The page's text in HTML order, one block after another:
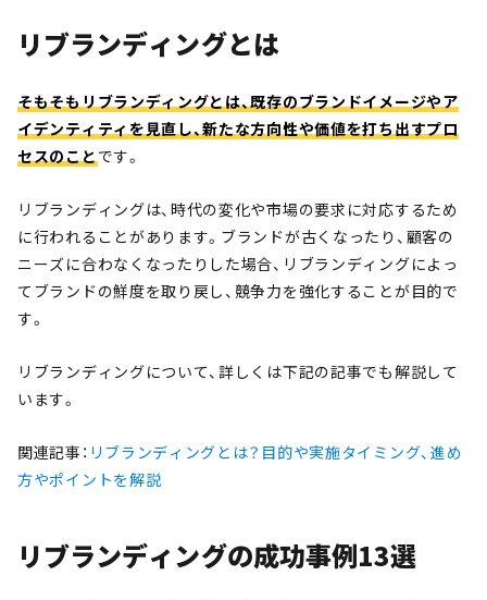
リブランディングとは
そもそもリブランディングとは、既存のブランドイメージやア
イデンティティを見直し、新たな方向性や価値を打ち出すプロ
セスのことです。
リブランディングは、時代の変化や市場の要求に対応するため
に行われることがあります。ブランドが古くなったり、顧客の
ニーズに合わなくなったりした場合、リブランディングによっ
てブランドの鮮度を取り戻し、競争力を強化することが目的で
す。
リブランディングについて、詳しくは下記の記事でも解説して
います。
関連記事： リブランディングとは？目的や実施タイミング、進め
方やポイントを解説
リブランディングの成功事例13選